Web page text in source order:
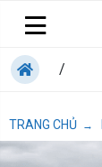
/
TRANG CHỦ →